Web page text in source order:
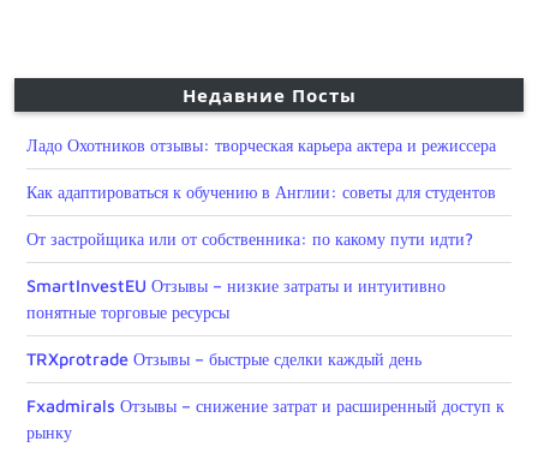
Недавние Посты
Ладо Охотников отзывы: творческая карьера актера и режиссера
Как адаптироваться к обучению в Англии: советы для студентов
От застройщика или от собственника: по какому пути идти?
SmartInvestEU Отзывы – низкие затраты и интуитивно
понятные торговые ресурсы
TRXprotrade Отзывы – быстрые сделки каждый день
Fxadmirals Отзывы – снижение затрат и расширенный доступ к
рынку